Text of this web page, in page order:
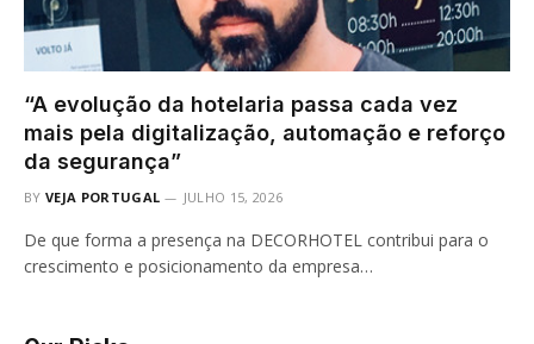
“A evolução da hotelaria passa cada vez
mais pela digitalização, automação e reforço
da segurança”
BY VEJA PORTUGAL JULHO 15, 2026
De que forma a presença na DECORHOTEL contribui para o
crescimento e posicionamento da empresa…